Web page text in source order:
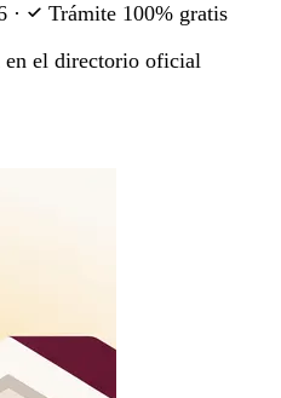
·
Trámite 100% gratis
en el directorio oficial